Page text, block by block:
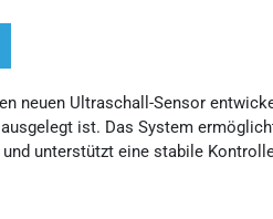
neuen Ultraschall-Sensor
ausgelegt ist. Das System
und unterstützt eine stabile